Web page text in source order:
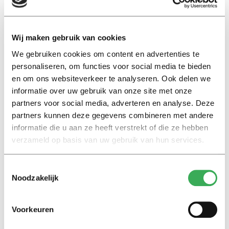
Wij maken gebruik van cookies
We gebruiken cookies om content en advertenties te
personaliseren, om functies voor social media te bieden
en om ons websiteverkeer te analyseren. Ook delen we
informatie over uw gebruik van onze site met onze
partners voor social media, adverteren en analyse. Deze
partners kunnen deze gegevens combineren met andere
informatie die u aan ze heeft verstrekt of die ze hebben
verzameld op basis van uw gebruik van hun services.
Noodzakelijk
Voorkeuren
opmerkelijke combinatie. Want wat bindt de
Amerikaanse politiek-liberale filosoof aan een spiritueel
leider uit India? Vanuit verschillende invalshoeken delen
Rawls en Gandhi het belang om religie een rol te geven
in de publieke sfeer en keren ze zich dus beiden tegen
de secularisatietheorie.
In zijn tweede hoofdwerk,Political Liberalism,
beargumenteert Rawls bijvoorbeeld dat mensen met
onderschrijven. Gandhi schrijft op zijn beurt over de
religies.